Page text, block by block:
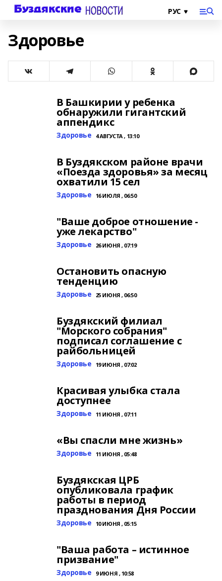
Здоровье
В Башкирии у ребенка
обнаружили гигантский
аппендикс
Здоровье 4 АВГУСТА , 13:10
В Буздякском районе врачи
«Поезда здоровья» за месяц
охватили 15 сел
Здоровье 16 ИЮЛЯ , 06:50
"Ваше доброе отношение -
уже лекарство"
Здоровье 26 ИЮНЯ , 07:19
Остановить опасную
тенденцию
Здоровье 25 ИЮНЯ , 06:50
Буздякский филиал
"Морского собрания"
подписал соглашение с
райбольницей
Здоровье 19 ИЮНЯ , 07:02
Красивая улыбка стала
доступнее
Здоровье 11 ИЮНЯ , 07:11
«Вы спасли мне жизнь»
Здоровье 11 ИЮНЯ , 05:48
Буздякская ЦРБ
опубликовала график
работы в период
празднования Дня России
Здоровье 10 ИЮНЯ , 05:15
"Ваша работа – истинное
призвание"
Здоровье 9 ИЮНЯ , 10:58